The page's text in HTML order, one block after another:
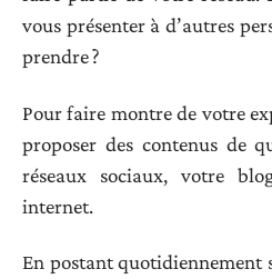
vous présenter à d’autres
prendre ?
Pour faire montre de votre
proposer des contenus de
réseaux sociaux, votre
internet.
En postant quotidiennement